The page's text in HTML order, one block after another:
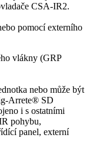
CSA-IR2.
pomocí externího
vlákny (GRP
nebo může být
Arrete® SD
i s ostatními
pohybu,
panel, externí